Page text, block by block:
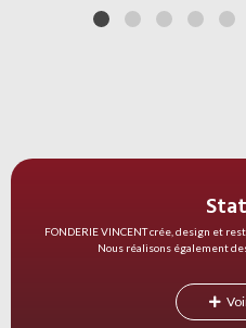
FONDERIE VINCENT crée, design et
Nous réalisons également